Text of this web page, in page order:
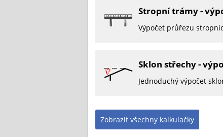
Stropní trámy -
Výpočet průřezu
Sklon střechy -
Jednoduchý výpočet
Zobrazit všechny kalkulačky